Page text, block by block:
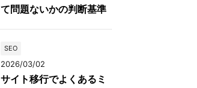
て問題ないかの判断基準
SEO
2026/03/02
サイト移行でよくあるミ